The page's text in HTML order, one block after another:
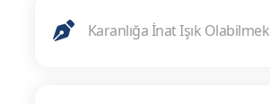
Karanlığa İnat Işık Olabilmek